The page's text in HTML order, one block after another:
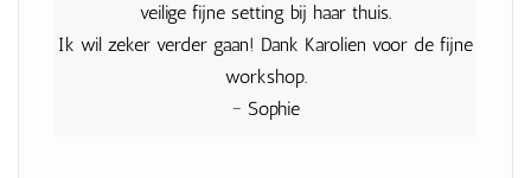
veilige fijne setting bij haar thuis.
Ik wil zeker verder gaan! Dank Karolien voor de fijne
workshop.
~ Sophie